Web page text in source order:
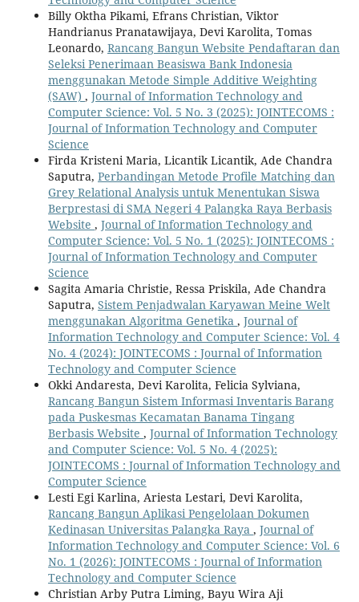
Billy Oktha Pikami, Efrans Christian, Viktor
Handrianus Pranatawijaya, Devi Karolita, Tomas
Leonardo, Rancang Bangun Website Pendaftaran dan
Seleksi Penerimaan Beasiswa Bank Indonesia
menggunakan Metode Simple Additive Weighting
(SAW) , Journal of Information Technology and
Computer Science: Vol. 5 No. 3 (2025): JOINTECOMS :
Journal of Information Technology and Computer
Science
Firda Kristeni Maria, Licantik Licantik, Ade Chandra
Saputra, Perbandingan Metode Profile Matching dan
Grey Relational Analysis untuk Menentukan Siswa
Berprestasi di SMA Negeri 4 Palangka Raya Berbasis
Website , Journal of Information Technology and
Computer Science: Vol. 5 No. 1 (2025): JOINTECOMS :
Journal of Information Technology and Computer
Science
Sagita Amaria Christie, Ressa Priskila, Ade Chandra
Saputra, Sistem Penjadwalan Karyawan Meine Welt
menggunakan Algoritma Genetika , Journal of
Information Technology and Computer Science: Vol. 4
No. 4 (2024): JOINTECOMS : Journal of Information
Technology and Computer Science
Okki Andaresta, Devi Karolita, Felicia Sylviana,
Rancang Bangun Sistem Informasi Inventaris Barang
pada Puskesmas Kecamatan Banama Tingang
Berbasis Website , Journal of Information Technology
and Computer Science: Vol. 5 No. 4 (2025):
JOINTECOMS : Journal of Information Technology and
Computer Science
Lesti Egi Karlina, Ariesta Lestari, Devi Karolita,
Rancang Bangun Aplikasi Pengelolaan Dokumen
Kedinasan Universitas Palangka Raya , Journal of
Information Technology and Computer Science: Vol. 6
No. 1 (2026): JOINTECOMS : Journal of Information
Technology and Computer Science
Christian Arby Putra Liming, Bayu Wira Aji